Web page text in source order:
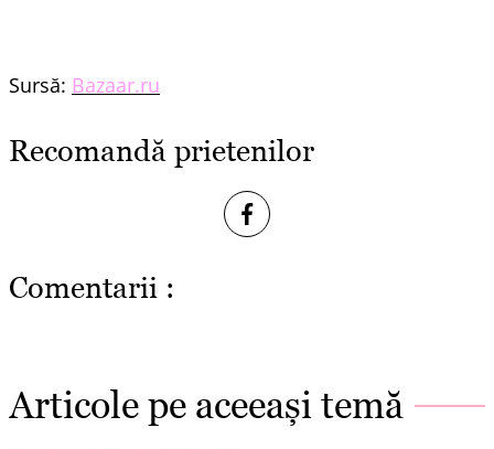
Sursă: Bazaar.ru
Recomandă prietenilor
Comentarii :
Articole pe aceeași temă